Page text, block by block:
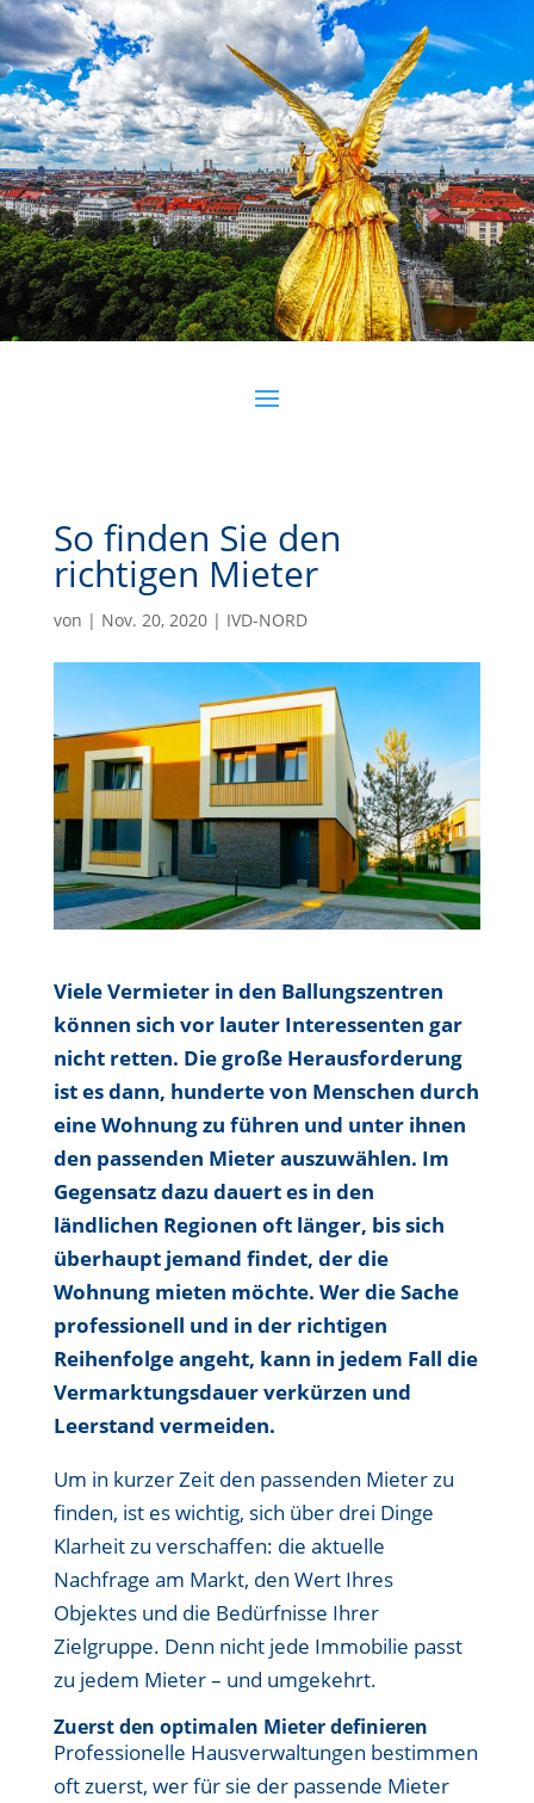
So finden Sie den
richtigen Mieter
von | Nov. 20, 2020| IVD-NORD
Viele Vermieter in den Ballungszentren
können sich vor lauter Interessenten gar
nicht retten. Die große Herausforderung
ist es dann, hunderte von Menschen durch
eine Wohnung zu führen und unter ihnen
den passenden Mieter auszuwählen. Im
Gegensatz dazu dauert es in den
ländlichen Regionen oft länger, bis sich
überhaupt jemand findet, der die
Wohnung mieten möchte. Wer die Sache
professionell und in der richtigen
Reihenfolge angeht, kann in jedem Fall die
Vermarktungsdauer verkürzen und
Leerstand vermeiden.
Um in kurzer Zeit den passenden Mieter zu
finden, ist es wichtig, sich über drei Dinge
Klarheit zu verschaffen: die aktuelle
Nachfrage am Markt, den Wert Ihres
Objektes und die Bedürfnisse Ihrer
Zielgruppe. Denn nicht jede Immobilie passt
zu jedem Mieter – und umgekehrt.
Zuerst den optimalen Mieter definieren
Professionelle Hausverwaltungen bestimmen
oft zuerst, wer für sie der passende Mieter